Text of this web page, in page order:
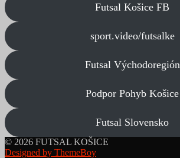
Futsal Košice FB
sport.video/futsalke
Futsal Východoregión
Podpor Pohyb Košice
Futsal Slovensko
© 2026 FUTSAL KOŠICE
Designed by ThemeBoy